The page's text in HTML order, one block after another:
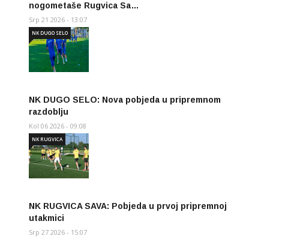
nogometaše Rugvica Sa…
Srp 21 2026 - 13:07
NK DUGO SELO: Nova pobjeda u pripremnom
razdoblju
NK DUGO SELO
Kol 06 2026 - 09:08
NK RUGVICA SAVA: Pobjeda u prvoj pripremnoj
utakmici
NK RUGVICA
Srp 27 2026 - 15:07